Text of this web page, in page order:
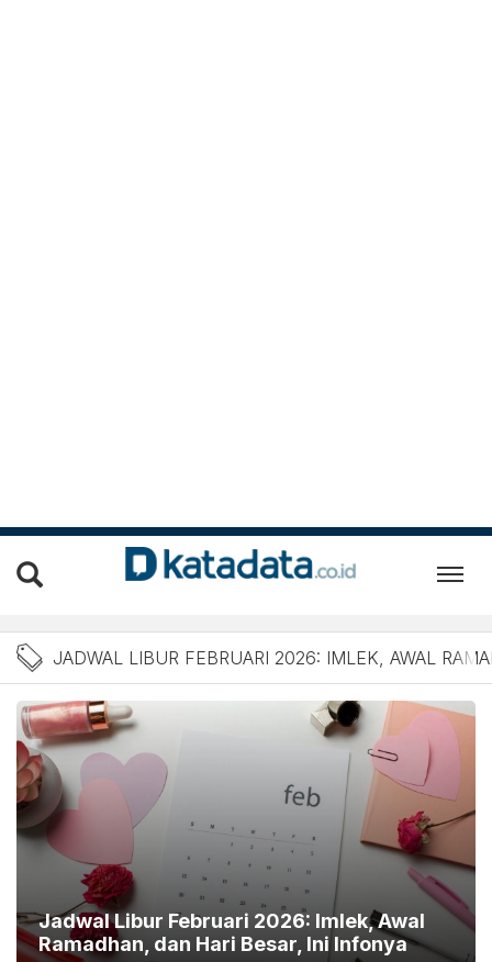
Berita Jadwal Libur
JADWAL LIBUR FEBRUARI 2026: IMLEK, AWAL
Jadwal Libur Februari 2026: Imlek, Awal
Ramadhan, dan Hari Besar, Ini Infonya